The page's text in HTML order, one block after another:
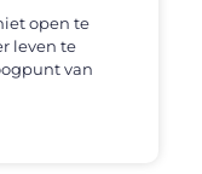
open te
leven te
van